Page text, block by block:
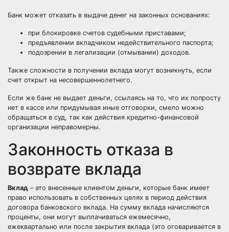
Банк может отказать в выдаче денег на законных основаниях:
при блокировке счетов судебными приставами;
предъявлении вкладчиком недействительного паспорта;
подозрении в легализации (отмывании) доходов.
Также сложности в получении вклада могут возникнуть, если
счет открыт на несовершеннолетнего.
Если же банк не выдает деньги, ссылаясь на то, что их попросту
нет в кассе или придумывая иные отговорки, смело можно
обращаться в суд, так как действия кредитно-финансовой
организации неправомерны.
Законность отказа в
возврате вклада
Вклад – это внесенные клиентом деньги, которые банк имеет
право использовать в собственных целях в период действия
договора банковского вклада. На сумму вклада начисляются
проценты, они могут выплачиваться ежемесячно,
ежеквартально или после закрытия вклада (это оговаривается в